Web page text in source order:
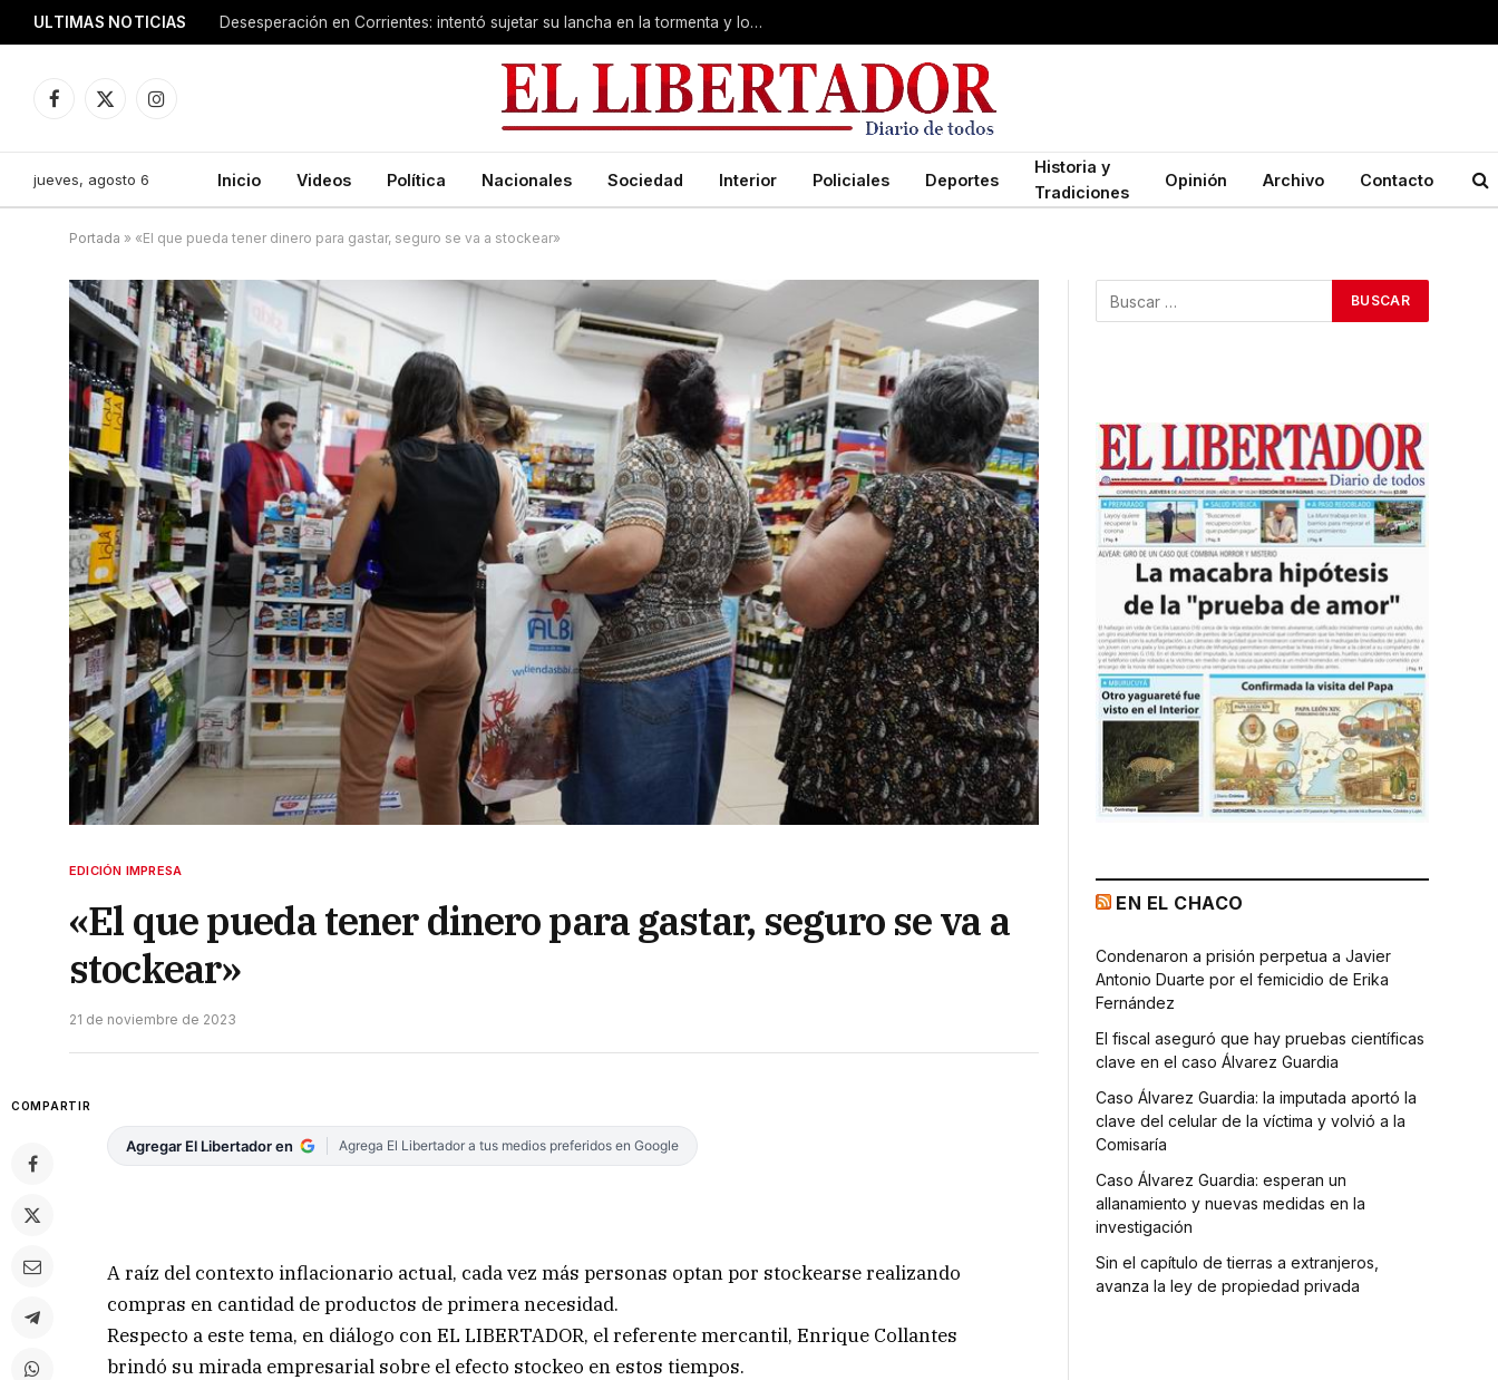
ULTIMAS NOTICIAS Desesperación en Corrientes: intentó sujetar su lancha en la tormenta y lo arrastró el río
Facebook
X
Instagram
jueves, agosto 6 Inicio Videos Política Nacionales Sociedad Interior Policiales Deportes
Historia y
Tradiciones
Opinión Archivo Contacto
Portada » «El que pueda tener dinero para gastar, seguro se va a stockear»
EDICIÓN IMPRESA
«El que pueda tener dinero para gastar, seguro se va a
stockear»
21 de noviembre de 2023
COMPARTIR
Agregar El Libertador en Agrega El Libertador a tus medios preferidos en Google
A raíz del contexto inflacionario actual, cada vez más personas optan por stockearse realizando
compras en cantidad de productos de primera necesidad.
Respecto a este tema, en diálogo con EL LIBERTADOR, el referente mercantil, Enrique Collantes
brindó su mirada empresarial sobre el efecto stockeo en estos tiempos.
EN EL CHACO
Condenaron a prisión perpetua a Javier
Antonio Duarte por el femicidio de Erika
Fernández
El fiscal aseguró que hay pruebas científicas
clave en el caso Álvarez Guardia
Caso Álvarez Guardia: la imputada aportó la
clave del celular de la víctima y volvió a la
Comisaría
Caso Álvarez Guardia: esperan un
allanamiento y nuevas medidas en la
investigación
Sin el capítulo de tierras a extranjeros,
avanza la ley de propiedad privada